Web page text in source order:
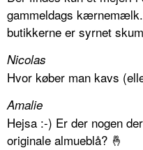
gammeldags
butikkerne er syrnet
Nicolas
Hvor køber man kavs
Amalie
Hejsa :-) Er der nogen
originale almueblå? 🤞